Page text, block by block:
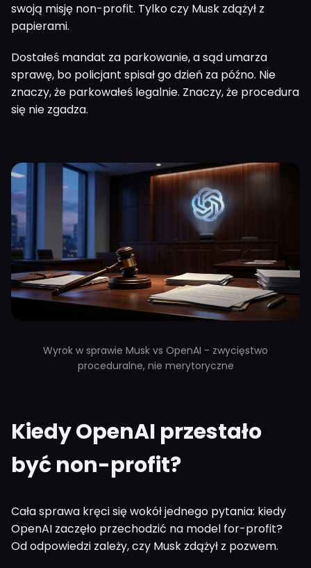
swoją misję non-profit. Tylko czy Musk zdążył z
papierami.
Dostałeś mandat za parkowanie, a sąd umarza
sprawę, bo policjant spisał go dzień za późno. Nie
znaczy, że parkowałeś legalnie. Znaczy, że procedura
się nie zgadza.
Wyrok w sprawie Musk vs OpenAI - zwycięstwo
proceduralne, nie merytoryczne
Kiedy OpenAI przestało
być non-profit?
Cała sprawa kręci się wokół jednego pytania: kiedy
OpenAI zaczęło przechodzić na model for-profit?
Od odpowiedzi zależy, czy Musk zdążył z pozwem.